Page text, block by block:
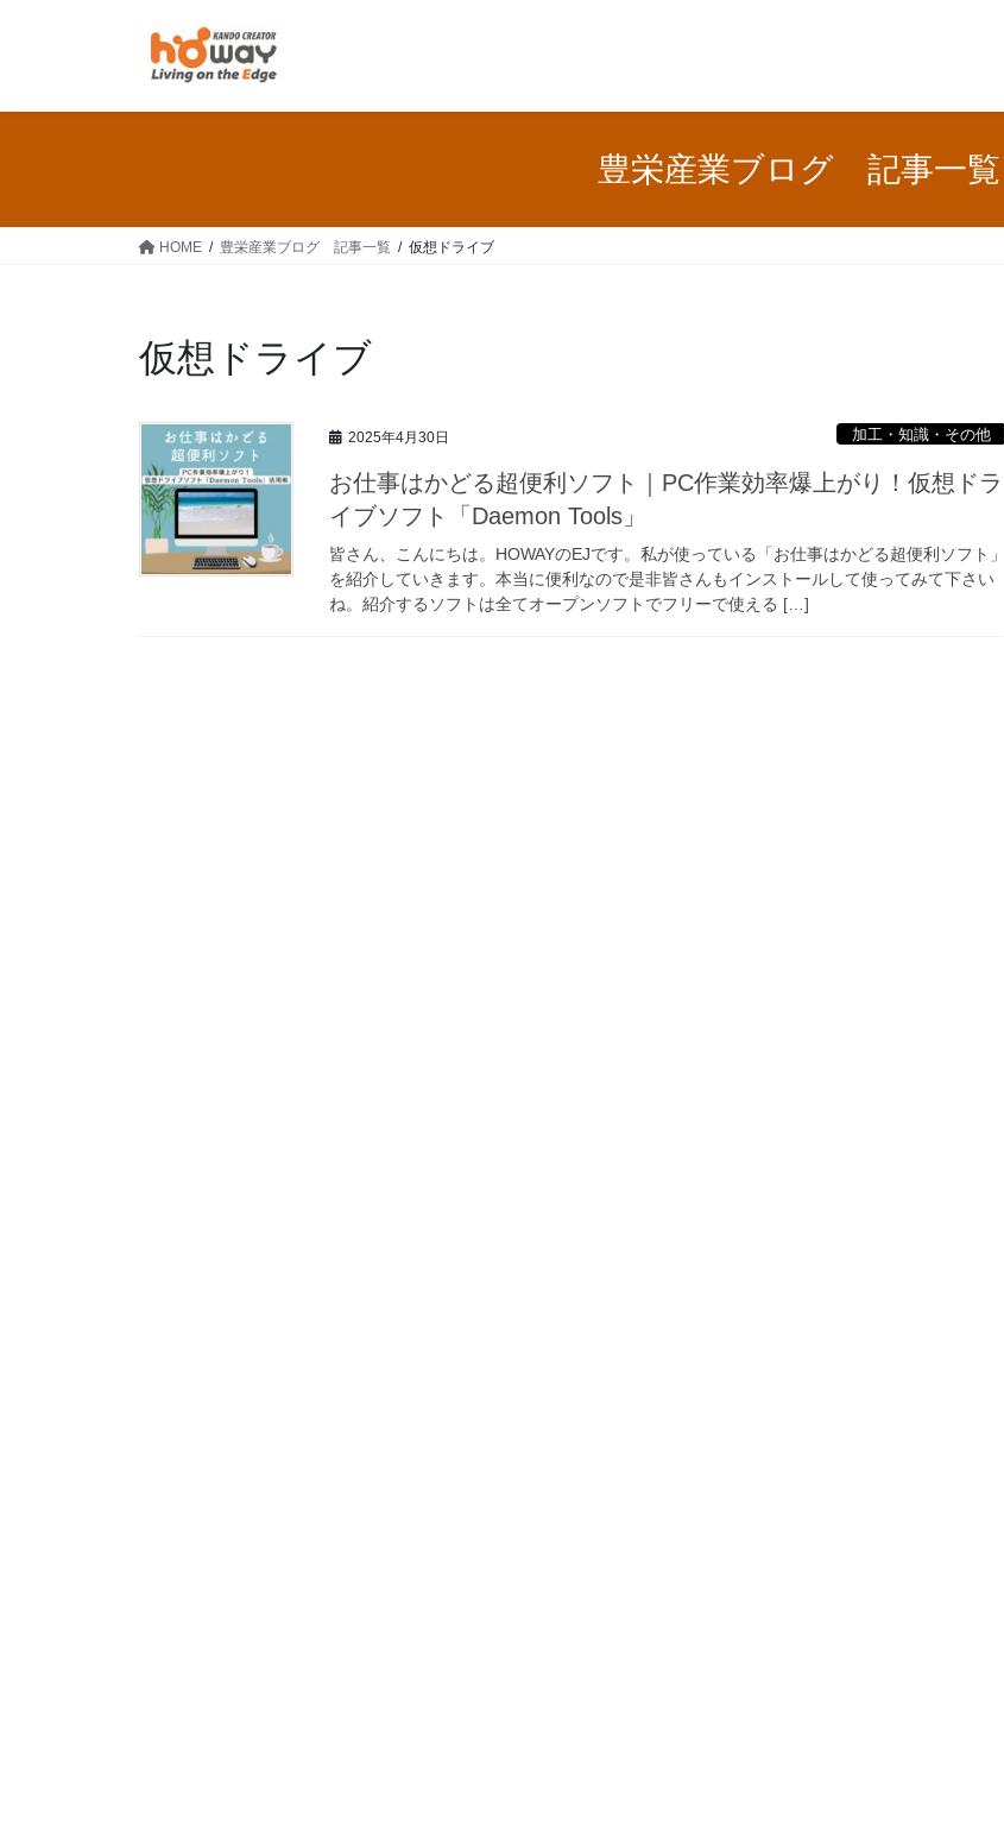
豊栄産業ブログ 記事一覧
HOME 豊栄産業ブログ 記事一覧 仮想ドライブ
仮想ドライブ
2025年4月30日 加工・知識・その他
お仕事はかどる超便利ソフト｜PC作業効率爆上がり！仮想ドラ
イブソフト「Daemon Tools」
皆さん、こんにちは。HOWAYのEJです。私が使っている「お仕事はかどる超便利ソフト」
を紹介していきます。本当に便利なので是非皆さんもインストールして使ってみて下さい
ね。紹介するソフトは全てオープンソフトでフリーで使える […]